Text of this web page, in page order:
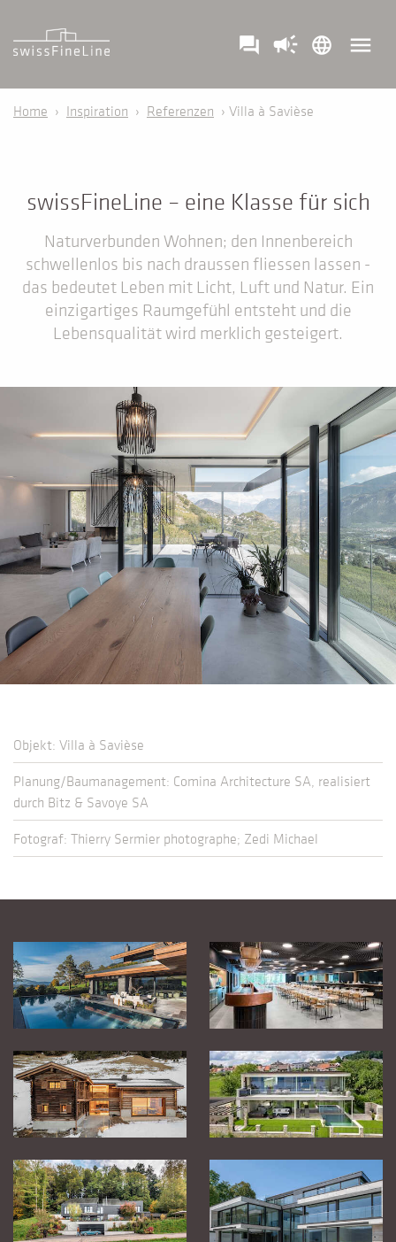
question_answer campaign language menu
Home › Inspiration › Referenzen › Villa à Savièse
swissFineLine – eine Klasse für sich
Naturverbunden Wohnen; den Innenbereich
schwellenlos bis nach draussen fliessen lassen -
das bedeutet Leben mit Licht, Luft und Natur. Ein
einzigartiges Raumgefühl entsteht und die
Lebensqualität wird merklich gesteigert.
Objekt: Villa à Savièse
Planung/Baumanagement: Comina Architecture SA, realisiert
durch Bitz & Savoye SA
Fotograf: Thierry Sermier photographe; Zedi Michael